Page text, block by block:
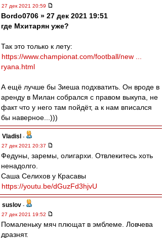
27 дек 2021 20:59
Bordo0706 » 27 дек 2021 19:51
где Мхитарян уже?
Так это только к лету:
https://www.championat.com/football/new ...
ryana.html
А ещё лучше бы Зиеша подхватить. Он вроде в
аренду в Милан собрался с правом выкупа, не
факт что у него там пойдёт, а к нам вписался
бы наверное...)))
Vladisl
-
27 дек 2021 20:37
Федуны, заремы, олигархи. Отвлекитесь хоть
ненадолго.
Саша Селихов у Красавы
https://youtu.be/dGuzFd3hjvU
suslov -
27 дек 2021 19:52
Помаленьку мяч плющат в эмблеме. Ловчева
дразнят.